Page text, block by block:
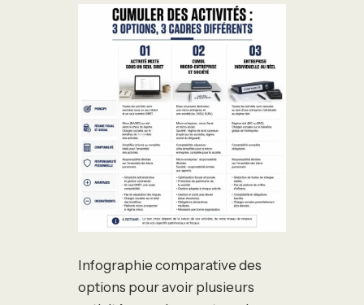
Infographie comparative des
options pour avoir plusieurs